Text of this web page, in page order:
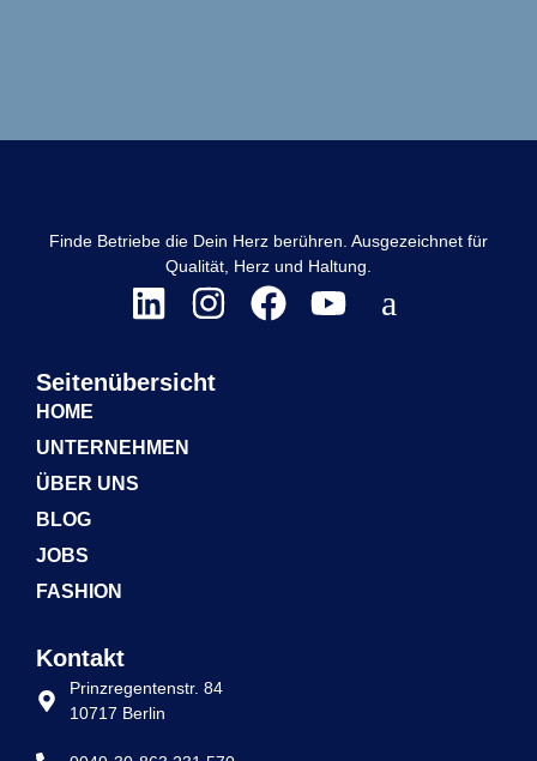
Finde Betriebe die Dein Herz berühren. Ausgezeichnet für
Qualität, Herz und Haltung.
Seitenübersicht
HOME
UNTERNEHMEN
ÜBER UNS
BLOG
JOBS
FASHION
Kontakt
Prinzregentenstr. 84
10717 Berlin